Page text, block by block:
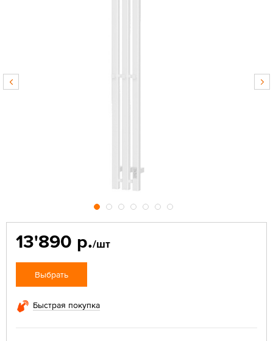
13'890 р./шт
Выбрать
Быстрая покупка